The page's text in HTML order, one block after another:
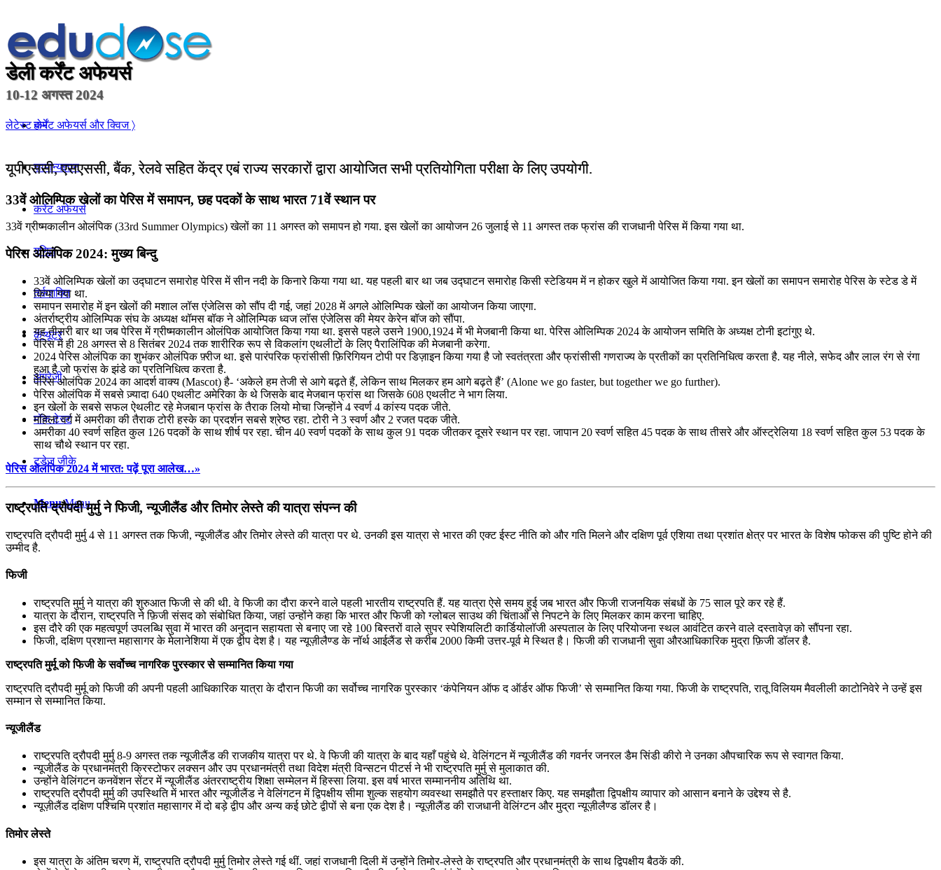
होम
सामान्यज्ञान
करेंट अफेयर्स
गणित
तर्कशक्ति
कंप्यूटर
अंग्रेजी
मॉक टेस्ट
टुडेज जीके
Menu Menu
डेली कर्रेंट अफेयर्स
10-12 अगस्त 2024
लेटेस्ट कर्रेंट अफेयर्स और क्विज 〉
यूपीएससी, एसएससी, बैंक, रेलवे सहित केंद्र एबं राज्य सरकारों द्वारा आयोजित सभी प्रतियोगिता परीक्षा के लिए उपयोगी.
33वें ओलिम्पिक खेलों का पेरिस में समापन, छह पदकों के साथ भारत 71वें स्थान पर
33वें ग्रीष्मकालीन ओलंपिक (33rd Summer Olympics) खेलों का 11 अगस्त को समापन हो गया. इस खेलों का आयोजन 26 जुलाई से 11 अगस्त तक फ्रांस की राजधानी पेरिस में किया गया था.
पेरिस ओलंपिक 2024: मुख्य बिन्दु
33वें ओलिम्पिक खेलों का उद्घाटन समारोह पेरिस में सीन नदी के किनारे किया गया था. यह पहली बार था जब उद्घाटन समारोह किसी स्टेडियम में न होकर खुले में आयोजित किया गया. इन खेलों का समापन समारोह पेरिस के स्टेड डे में
किया गया था.
समापन समारोह में इन खेलों की मशाल लॉस एंजेलिस को सौंप दी गई, जहां 2028 में अगले ओलिम्पिक खेलों का आयोजन किया जाएगा.
अंतर्राष्ट्रीय ओलिम्पिक संघ के अध्यक्ष थॉमस बॉक ने ओलिम्पिक ध्वज लॉस एंजेलिस की मेयर केरेन बॉज को सौंपा.
यह तीसरी बार था जब पेरिस में ग्रीष्मकालीन ओलंपिक आयोजित किया गया था. इससे पहले उसने 1900,1924 में भी मेजबानी किया था. पेरिस ओलिम्पिक 2024 के आयोजन समिति के अध्यक्ष टोनी इटांगुए थे.
पेरिस में ही 28 अगस्त से 8 सितंबर 2024 तक शारीरिक रूप से विकलांग एथलीटों के लिए पैरालिंपिक की मेजबानी करेगा.
2024 पेरिस ओलंपिक का शुभंकर ओलंपिक फ़्रीज था. इसे पारंपरिक फ्रांसीसी फ़िरिगियन टोपी पर डिज़ाइन किया गया है जो स्वतंत्रता और फ्रांसीसी गणराज्य के प्रतीकों का प्रतिनिधित्व करता है. यह नीले, सफेद और लाल रंग से रंगा
हुआ है जो फ्रांस के झंडे का प्रतिनिधित्व करता है.
पेरिस ओलंपिक 2024 का आदर्श वाक्य (Mascot) है- ‘अकेले हम तेजी से आगे बढ़ते हैं, लेकिन साथ मिलकर हम आगे बढ़ते हैं’ (Alone we go faster, but together we go further).
पेरिस ओलंपिक में सबसे ज़्यादा 640 एथलीट अमेरिका के थे जिसके बाद मेजबान फ्रांस था जिसके 608 एथलीट ने भाग लिया.
इन खेलों के सबसे सफल ऐथलीट रहे मेजबान फ्रांस के तैराक लियो मोचा जिन्होंने 4 स्वर्ण 4 कांस्य पदक जीते.
महिला वर्ग में अमरीका की तैराक टोरी हस्के का प्रदर्शन सबसे श्रेष्ठ रहा. टोरी ने 3 स्वर्ण और 2 रजत पदक जीते.
अमरीका 40 स्वर्ण सहित कुल 126 पदकों के साथ शीर्ष पर रहा. चीन 40 स्वर्ण पदकों के साथ कुल 91 पदक जीतकर दूसरे स्थान पर रहा. जापान 20 स्वर्ण सहित 45 पदक के साथ तीसरे और ऑस्ट्रेलिया 18 स्वर्ण सहित कुल 53 पदक के
साथ चौथे स्थान पर रहा.
पेरिस ओलंपिक 2024 में भारत: पढ़ें पूरा आलेख…»
राष्ट्रपति द्रौपदी मुर्मु ने फिजी, न्यूजीलैंड और तिमोर लेस्ते की यात्रा संपन्न की
राष्ट्रपति द्रौपदी मुर्मु 4 से 11 अगस्त तक फिजी, न्यूजीलैंड और तिमोर लेस्ते की यात्रा पर थे. उनकी इस यात्रा से भारत की एक्ट ईस्ट नीति को और गति मिलने और दक्षिण पूर्व एशिया तथा प्रशांत क्षेत्र पर भारत के विशेष फोकस की पुष्टि होने की
उम्मीद है.
फिजी
राष्ट्रपति मुर्मु ने यात्रा की शुरुआत फिजी से की थी. वे फिजी का दौरा करने वाले पहली भारतीय राष्ट्रपति हैं. यह यात्रा ऐसे समय हुई जब भारत और फिजी राजनयिक संबधों के 75 साल पूरे कर रहे हैं.
यात्रा के दौरान, राष्ट्रपति ने फ़िजी संसद को संबोधित किया, जहां उन्होंने कहा कि भारत और फिजी को ग्लोबल साउथ की चिंताओं से निपटने के लिए मिलकर काम करना चाहिए.
इस दौरे की एक महत्वपूर्ण उपलब्धि सुवा में भारत की अनुदान सहायता से बनाए जा रहे 100 बिस्तरों वाले सुपर स्पेशियलिटी कार्डियोलॉजी अस्पताल के लिए परियोजना स्थल आवंटित करने वाले दस्तावेज़ को सौंपना रहा.
फिजी, दक्षिण प्रशान्त महासागर के मेलानेशिया में एक द्वीप देश है। यह न्यूज़ीलैण्ड के नॉर्थ आईलैंड से करीब 2000 किमी उत्तर-पूर्व मे स्थित है। फिजी की राजधानी सुवा औरआधिकारिक मुद्रा फ़िजी डॉलर है.
राष्ट्रपति मुर्मू को फिजी के सर्वोच्च नागरिक पुरस्कार से सम्मानित किया गया
राष्ट्रपति द्रौपदी मुर्मू को फिजी की अपनी पहली आधिकारिक यात्रा के दौरान फिजी का सर्वोच्च नागरिक पुरस्कार ‘कंपेनियन ऑफ द ऑर्डर ऑफ फिजी’ से सम्मानित किया गया. फिजी के राष्ट्रपति, रातू विलियम मैवलीली काटोनिवेरे ने उन्हें इस
सम्मान से सम्मानित किया.
न्यूजीलैंड
राष्ट्रपति द्रौपदी मुर्मु 8-9 अगस्त तक न्यूजीलैंड की राजकीय यात्रा पर थे. वे फिजी की यात्रा के बाद यहाँ पहुंचे थे. वेलिंगटन में न्यूजीलैंड की गवर्नर जनरल डैम सिंडी कीरो ने उनका औपचारिक रूप से स्वागत किया.
न्यूजीलैंड के प्रधानमंत्री क्रिस्‍टोफर लक्‍सन और उप प्रधानमंत्री तथा विदेश मंत्री विन्‍सटन पीटर्स ने भी राष्ट्रपति मुर्मु से मुलाकात की.
उन्होंने वेलिंगटन कनवेंशन सेंटर में न्‍यूजीलैंड अंतरराष्‍ट्रीय शिक्षा सम्‍मेलन में हिस्सा लिया. इस वर्ष भारत सम्माननीय अतिथि था.
राष्ट्रपति द्रौपदी मुर्मु की उपस्थिति में भारत और न्यूजीलैंड ने वेलिंगटन में द्विपक्षीय सीमा शुल्क सहयोग व्यवस्था समझौते पर हस्ताक्षर किए. यह समझौता द्विपक्षीय व्यापार को आसान बनाने के उद्देश्य से है.
न्यूज़ीलैंड दक्षिण पश्चिमि प्रशांत महासागर में दो बड़े द्वीप और अन्य कई छोटे द्वीपों से बना एक देश है। न्यूज़ीलैंड की राजधानी वेलिंग्टन और मुद्रा न्यूज़ीलैण्ड डॉलर है।
तिमोर लेस्ते
इस यात्रा के अंतिम चरण में, राष्ट्रपति द्रौपदी मुर्मु तिमोर लेस्ते गई थीं. जहां राजधानी दिली में उन्होंने तिमोर-लेस्ते के राष्ट्रपति और प्रधानमंत्री के साथ द्विपक्षीय बैठकें की.